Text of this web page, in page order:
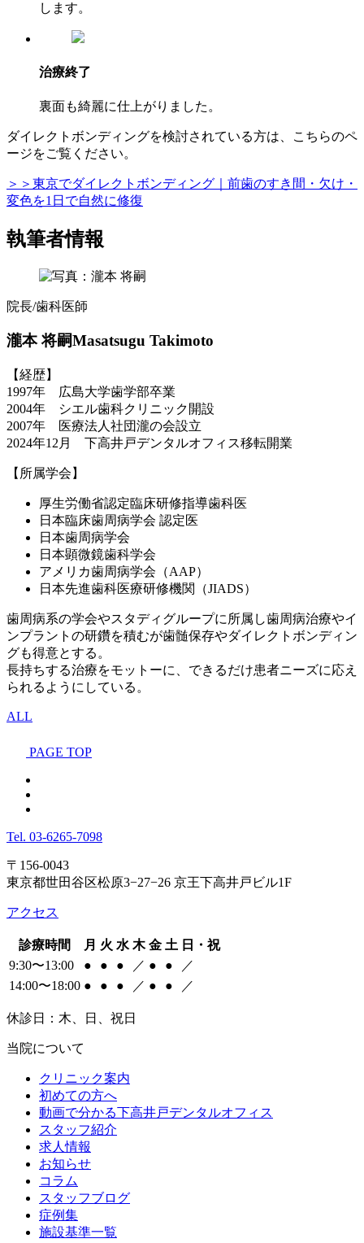
します。
治療終了
裏面も綺麗に仕上がりました。
ダイレクトボンディングを検討されている方は、こちらのペ
ージをご覧ください。
＞＞東京でダイレクトボンディング｜前歯のすき間・欠け・
変色を1日で自然に修復
執筆者情報
院長/歯科医師
瀧本 将嗣Masatsugu Takimoto
【経歴】
1997年 広島大学歯学部卒業
2004年 シエル歯科クリニック開設
2007年 医療法人社団瀧の会設立
2024年12月 下高井戸デンタルオフィス移転開業
【所属学会】
厚生労働省認定臨床研修指導歯科医
日本臨床歯周病学会 認定医
日本歯周病学会
日本顕微鏡歯科学会
アメリカ歯周病学会（AAP）
日本先進歯科医療研修機関（JIADS）
歯周病系の学会やスタディグループに所属し歯周病治療やイ
ンプラントの研鑽を積むが歯髄保存やダイレクトボンディン
グも得意とする。
長持ちする治療をモットーに、できるだけ患者ニーズに応え
られるようにしている。
ALL
PAGE TOP
Tel. 03-6265-7098
〒156-0043
東京都世田谷区松原3−27−26 京王下高井戸ビル1F
アクセス
診療時間 月 火 水 木 金 土 日・祝
9:30〜13:00
● ● ● ／ ● ●
／
14:00〜18:00 ● ● ● ／ ● ● ／
休診日：木、日、祝日
当院について
クリニック案内
初めての方へ
動画で分かる下高井戸デンタルオフィス
スタッフ紹介
求人情報
お知らせ
コラム
スタッフブログ
症例集
施設基準一覧